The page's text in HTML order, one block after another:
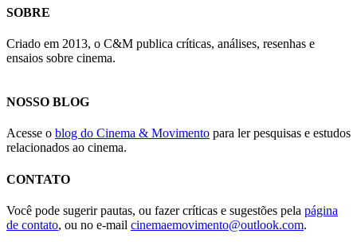
SOBRE
Criado em 2013, o C&M publica críticas, análises, resenhas e
ensaios sobre cinema.
NOSSO BLOG
Acesse o blog do Cinema & Movimento para ler pesquisas e estudos
relacionados ao cinema.
CONTATO
Você pode sugerir pautas, ou fazer críticas e sugestões pela página
de contato, ou no e-mail cinemaemovimento@outlook.com.